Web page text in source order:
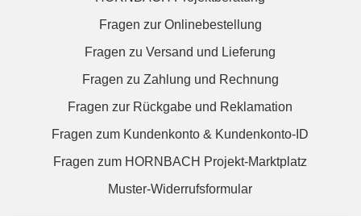
Fragen zur Onlinebestellung
Fragen zu Versand und Lieferung
Fragen zu Zahlung und Rechnung
Fragen zur Rückgabe und Reklamation
Fragen zum Kundenkonto & Kundenkonto-ID
Fragen zum HORNBACH Projekt-Marktplatz
Muster-Widerrufsformular